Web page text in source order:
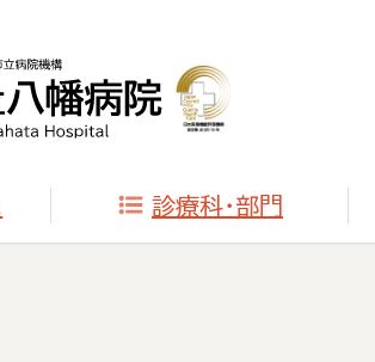
診療科・部門